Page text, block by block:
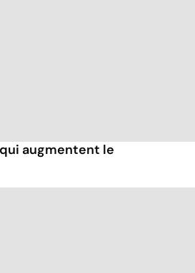
augmentent le